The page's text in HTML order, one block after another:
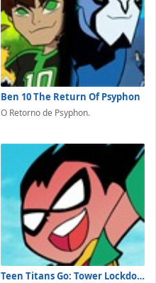
Ben 10 The Return Of Psyphon
O Retorno de Psyphon.
Teen Titans Go: Tower Lockdown